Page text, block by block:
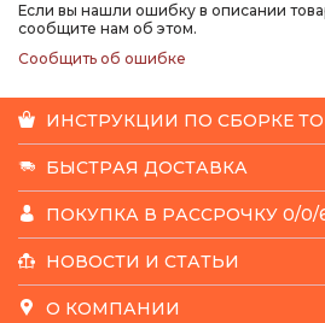
Если вы нашли ошибку в описании
сообщите нам об этом.
Сообщить об ошибке
ИНСТРУКЦИИ ПО СБОРКЕ
БЫСТРАЯ ДОСТАВКА
ПОКУПКА В РАССРОЧКУ 0/0/
НОВОСТИ И СТАТЬИ
О КОМПАНИИ